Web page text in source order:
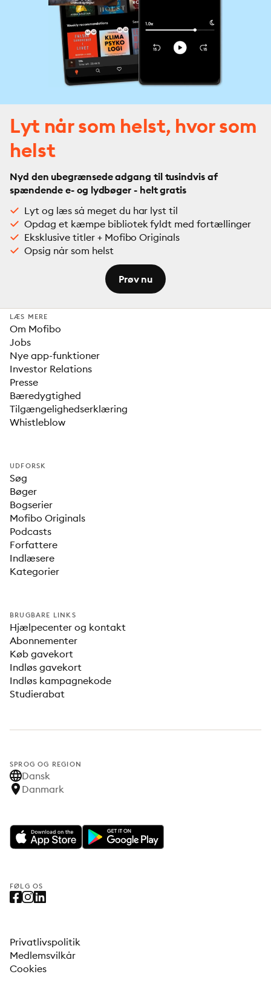
Lyt når som helst, hvor som
helst
Nyd den ubegrænsede adgang til tusindvis af
spændende e- og lydbøger - helt gratis
Lyt og læs så meget du har lyst til
Opdag et kæmpe bibliotek fyldt med fortællinger
Eksklusive titler + Mofibo Originals
Opsig når som helst
Prøv nu
LÆS MERE
Om Mofibo
Jobs
Nye app-funktioner
Investor Relations
Presse
Bæredygtighed
Tilgængelighedserklæring
Whistleblow
UDFORSK
Søg
Bøger
Bogserier
Mofibo Originals
Podcasts
Forfattere
Indlæsere
Kategorier
BRUGBARE LINKS
Hjælpecenter og kontakt
Abonnementer
Køb gavekort
Indløs gavekort
Indløs kampagnekode
Studierabat
SPROG OG REGION
Dansk
Danmark
FØLG OS
Privatlivspolitik
Medlemsvilkår
Cookies